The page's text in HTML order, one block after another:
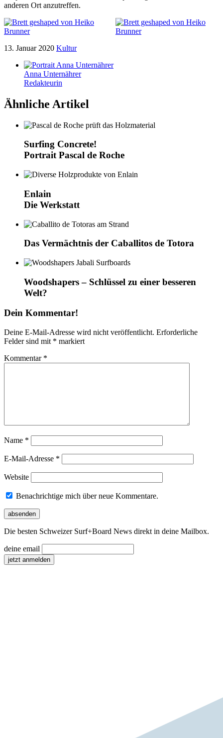
anderen Ort anzutreffen.
13. Januar 2020 Kultur
Anna Unternährer
Redakteurin
Ähnliche Artikel
Surfing Concrete!
Portrait Pascal de Roche
Enlain
Die Werkstatt
Das Vermächtnis der Caballitos de Totora
Woodshapers – Schlüssel zu einer besseren
Welt?
Dein Kommentar!
Deine E-Mail-Adresse wird nicht veröffentlicht. Erforderliche
Felder sind mit * markiert
Kommentar *
Name *
E-Mail-Adresse *
Website
Benachrichtige mich über neue Kommentare.
Die besten Schweizer Surf+Board News direkt in deine Mailbox.
deine email